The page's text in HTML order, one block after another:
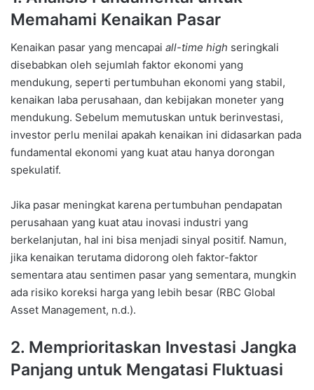
Memahami Kenaikan Pasar
Kenaikan pasar yang mencapai all-time high seringkali
disebabkan oleh sejumlah faktor ekonomi yang
mendukung, seperti pertumbuhan ekonomi yang stabil,
kenaikan laba perusahaan, dan kebijakan moneter yang
mendukung. Sebelum memutuskan untuk berinvestasi,
investor perlu menilai apakah kenaikan ini didasarkan pada
fundamental ekonomi yang kuat atau hanya dorongan
spekulatif.
Jika pasar meningkat karena pertumbuhan pendapatan
perusahaan yang kuat atau inovasi industri yang
berkelanjutan, hal ini bisa menjadi sinyal positif. Namun,
jika kenaikan terutama didorong oleh faktor-faktor
sementara atau sentimen pasar yang sementara, mungkin
ada risiko koreksi harga yang lebih besar (RBC Global
Asset Management, n.d.).
2. Memprioritaskan Investasi Jangka
Panjang untuk Mengatasi Fluktuasi